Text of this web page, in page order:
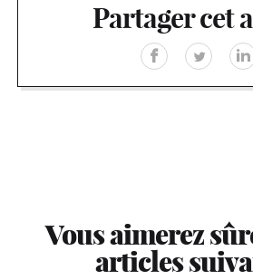
Partager cet
Vous aimerez
articles